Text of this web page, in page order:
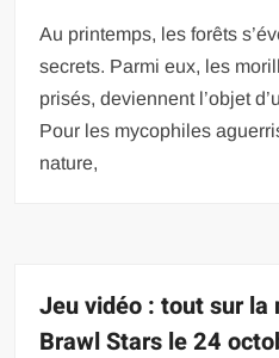
Au printemps, les forêts
secrets. Parmi eux, les
prisés, deviennent l’objet
Pour les mycophiles
nature,
Jeu vidéo : tout sur la
Brawl Stars le 24